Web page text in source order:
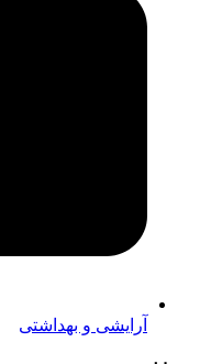
آرایشی و بهداشتی